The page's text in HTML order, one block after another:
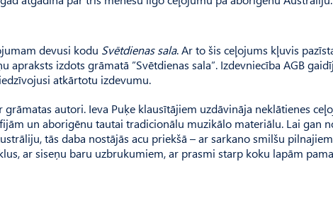
devusi kodu Svētdienas sala. Ar to šis ceļojums kļuvis
izdots grāmatā ”Svētdienas sala”. Izdevniecība AGB
atkārtotu izdevumu.
autori. Ieva Puķe klausītājiem uzdāvināja neklātienes
un aborigēnu tautai tradicionālu muzikālo materiālu. Lai gan
tās daba nostājās acu priekšā – ar sarkano smilšu
ar siseņu baru uzbrukumiem, ar prasmi starp koku lapām